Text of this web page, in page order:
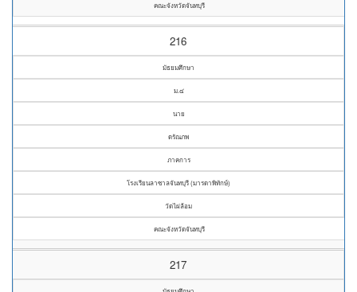
คณะจังหวัดจันทบุรี
216
มัธยมศึกษา
ม.๔
นาย
ดรัณภพ
ภาคการ
โรงเรียนลาซาลจันทบุรี (มารดาพิทักษ์)
วัดไผ่ล้อม
คณะจังหวัดจันทบุรี
217